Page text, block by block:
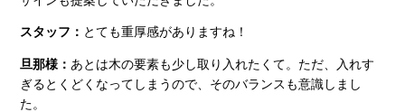
スタッフ： とても重厚感がありますね！
旦那様： あとは木の要素も少し取り入れたくて。ただ、入れす
ぎるとくどくなってしまうので、そのバランスも意識しまし
た。